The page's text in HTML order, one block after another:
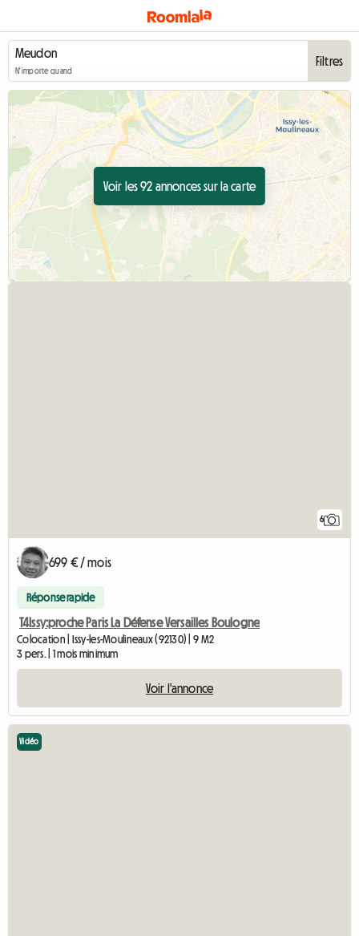
N'importe quand
Filtres
Voir les 92 annonces sur la carte
6
699 € / mois
Réponse rapide
T4Issy:proche Paris La Défense Versailles Boulogne
Colocation | Issy-les-Moulineaux (92130) | 9 M2
3 pers. | 1 mois minimum
Voir l'annonce
Vidéo